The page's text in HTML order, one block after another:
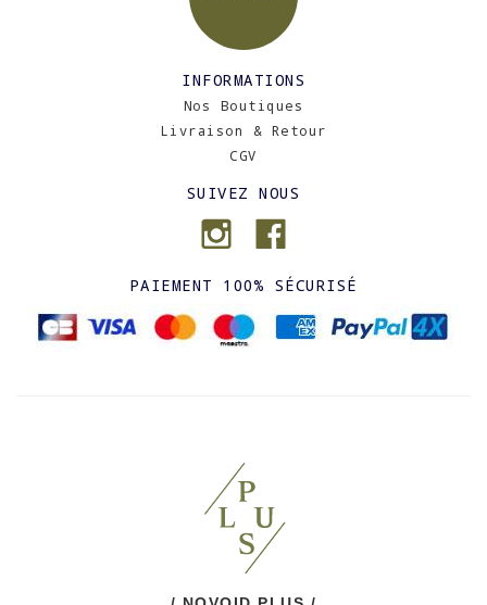
INFORMATIONS
Nos Boutiques
Livraison & Retour
CGV
SUIVEZ NOUS
PAIEMENT 100% SÉCURISÉ